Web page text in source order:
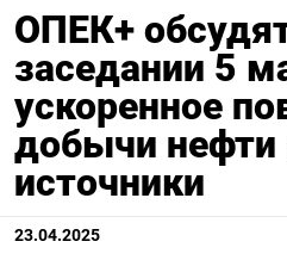
ОПЕК+
заседании 5
ускоренное
добычи
источники
23.04.2025